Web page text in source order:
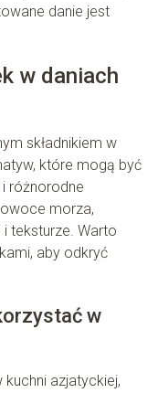
danie jest
w daniach
składnikiem w
które mogą być
różnorodne
morza,
teksturze. Warto
aby odkryć
w
azjatyckiej,